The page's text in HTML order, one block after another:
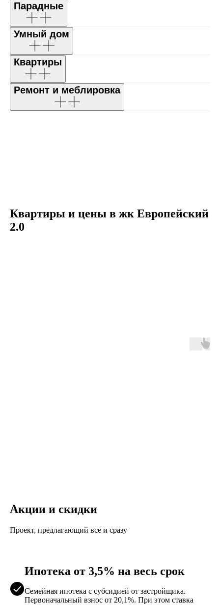
Парадные
Умный дом
Квартиры
Ремонт и меблировка
Квартиры и цены в жк Европейский
2.0
Акции и скидки
Проект, предлагающий все и сразу
Ипотека от 3,5% на весь срок
Семейная ипотека с субсидией от застройщика.
Первоначальный взнос от 20,1%. При этом ставка